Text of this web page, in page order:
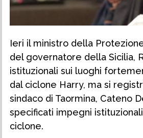
Ieri il ministro della
del governatore della Sicilia,
istituzionali sui luoghi
dal ciclone Harry, ma si
sindaco di Taormina, Cateno
specificati impegni
ciclone.